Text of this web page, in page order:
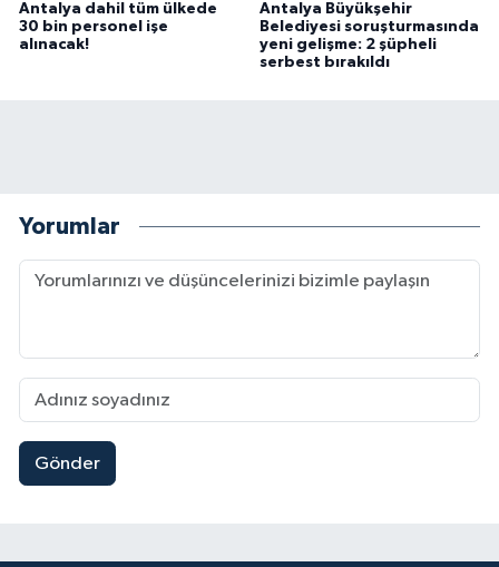
Antalya dahil tüm ülkede
30 bin personel işe
alınacak!
Antalya Büyükşehir
Belediyesi soruşturmasında
yeni gelişme: 2 şüpheli
serbest bırakıldı
Yorumlar
Gönder